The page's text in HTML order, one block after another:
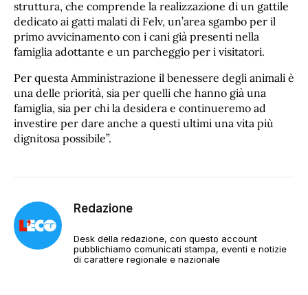
struttura, che comprende la realizzazione di un gattile
dedicato ai gatti malati di Felv, un’area sgambo per il
primo avvicinamento con i cani già presenti nella
famiglia adottante e un parcheggio per i visitatori.
Per questa Amministrazione il benessere degli animali è
una delle priorità, sia per quelli che hanno già una
famiglia, sia per chi la desidera e continueremo ad
investire per dare anche a questi ultimi una vita più
dignitosa possibile”.
Redazione
Desk della redazione, con questo account
pubblichiamo comunicati stampa, eventi e notizie
di carattere regionale e nazionale